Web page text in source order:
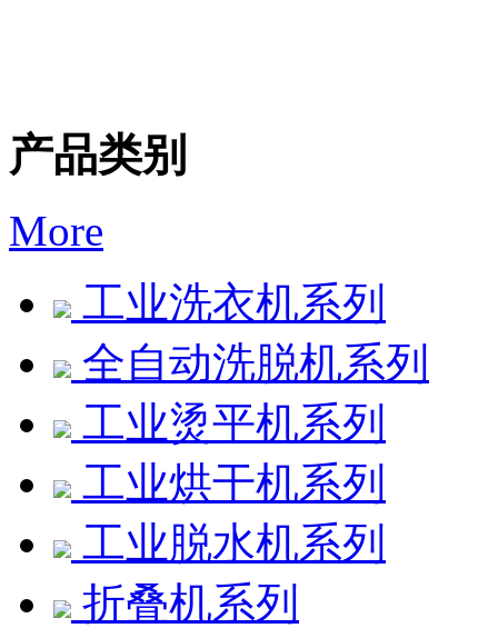
产品类别
More
工业洗衣机系列
全自动洗脱机系列
工业烫平机系列
工业烘干机系列
工业脱水机系列
折叠机系列